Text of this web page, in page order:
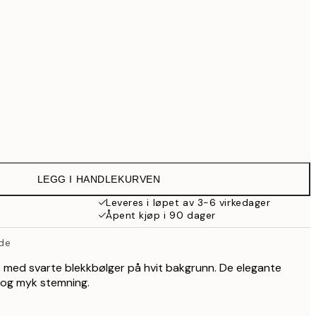
LEGG I HANDLEKURVEN
Leveres i løpet av 3-6 virkedager
Åpent kjøp i 90 dager
svarte blekkbølger på hvit bakgrunn. De elegante
myk stemning.